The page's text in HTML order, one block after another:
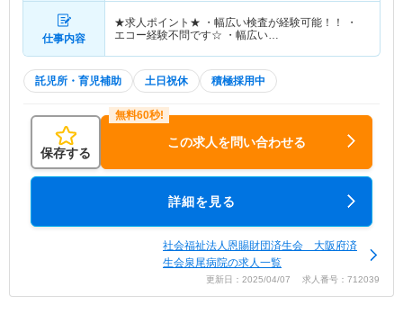
仕事内容
★求人ポイント★ ・幅広い検査が経験可能！！ ・
エコー経験不問です☆ ・幅広い…
託児所・育児補助 土日祝休 積極採用中
保存する
この求人を問い合わせる
詳細を見る
社会福祉法人恩賜財団済生会 大阪府済
生会泉尾病院の求人一覧
更新日：2025/04/07 求人番号：712039